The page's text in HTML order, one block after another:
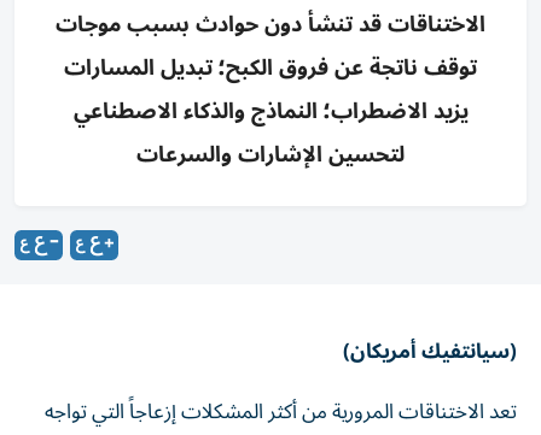
الاختناقات قد تنشأ دون حوادث بسبب موجات
توقف ناتجة عن فروق الكبح؛ تبديل المسارات
يزيد الاضطراب؛ النماذج والذكاء الاصطناعي
لتحسين الإشارات والسرعات
(سيانتفيك أمريكان)
تعد الاختناقات المرورية من أكثر المشكلات إزعاجاً التي تواجه